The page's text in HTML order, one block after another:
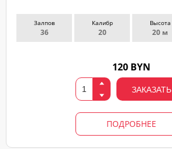
Залпов
36
Калибр
20
Высота
20 м
120 BYN
ЗАКАЗАТЬ
ПОДРОБНЕЕ